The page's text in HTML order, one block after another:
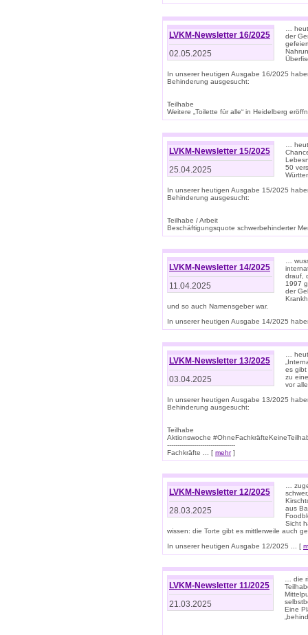
LVKM-Newsletter 16/2025
02.05.2025
…
der
In unserer heutigen Ausgabe 16/2025
Behinderung ausgesucht:
Teilhabe
Weitere „Toilette für alle“ in Heidelberg
LVKM-Newsletter 15/2025
25.04.2025
…
50
In unserer heutigen Ausgabe 15/2025
Behinderung ausgesucht:
Teilhabe / Arbeit
Beschäftigungsquote schwerbehinderter
LVKM-Newsletter 14/2025
11.04.2025
…
drauf,
1997
der
und so auch Namensgeber war.
In unserer heutigen Ausgabe 14/2025
LVKM-Newsletter 13/2025
03.04.2025
…
es gibt
zu
vor
In unserer heutigen Ausgabe 13/2025
Behinderung ausgesucht:
Teilhabe
Aktionswoche
---------------------------------
Fachkräfte ... [ mehr]
LVKM-Newsletter 12/2025
28.03.2025
…
aus
Sicht
wissen: die Torte gibt es mittlerweile auch
In unserer heutigen Ausgabe 12/2025 ... [
LVKM-Newsletter 11/2025
21.03.2025
… die
Eine